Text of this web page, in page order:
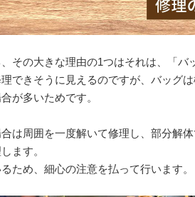
その大きな理由の1つはそれは、「バ
できそうに見えるのですが、バッグ
が多いためです。
は周囲を一度解いて修理し、部分解
ます。
ため、細心の注意を払って行います。